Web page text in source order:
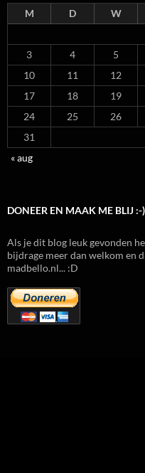
M D W
3
4 5
10
11 12
17
18 19
24
25 26
31
« aug
DONEER EN MAAK ME BLIJ :-)
Als je dit blog leuk gevonden
bijdrage meer dan welkom en
madbello.nl... :D